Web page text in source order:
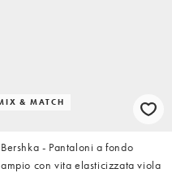
& MATCH
Bershka - Pantaloni a fondo
ampio con vita elasticizzata viola